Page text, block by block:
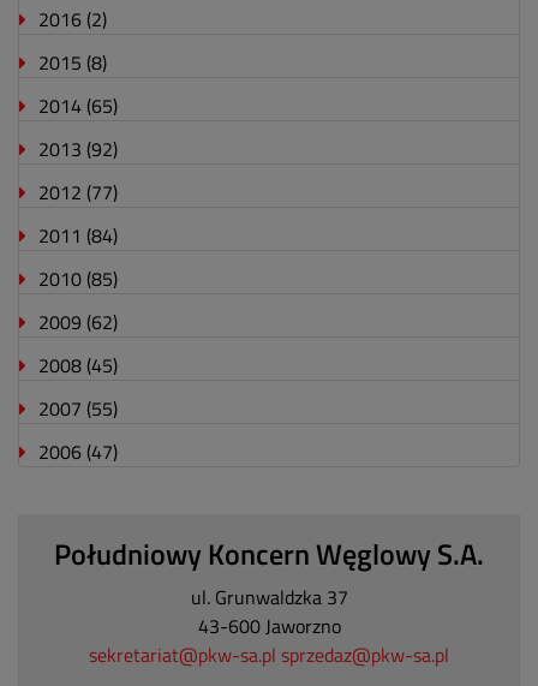
2016 (2)
2015 (8)
2014 (65)
2013 (92)
2012 (77)
2011 (84)
2010 (85)
2009 (62)
2008 (45)
2007 (55)
2006 (47)
Południowy Koncern Węglowy S.A.
ul. Grunwaldzka 37
43-600 Jaworzno
sekretariat@pkw-sa.pl sprzedaz@pkw-sa.pl